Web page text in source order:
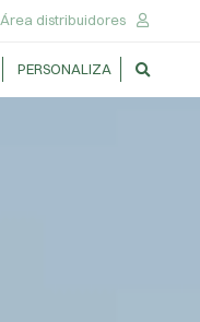
Área distribuidores
PERSONALIZA